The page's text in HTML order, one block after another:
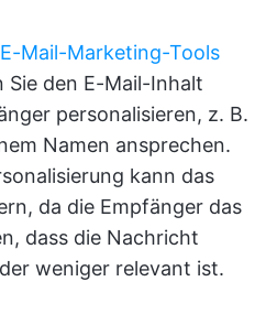
Mail-Marketing-Tools
den E-Mail-Inhalt
personalisieren, z. B.
Namen ansprechen.
kann das
da die Empfänger das
dass die Nachricht
weniger relevant ist.